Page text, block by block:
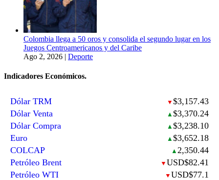
Colombia llega a 50 oros y consolida el segundo lugar en los
Juegos Centroamericanos y del Caribe
Ago 2, 2026 | Deporte
Indicadores Económicos.
Dólar TRM ▼ $3,157.43
Dólar Venta
▲ $3,370.24
Dólar Compra
▲ $3,238.10
Euro
▲ $3,652.18
COLCAP
▲ 2,350.44
Petróleo Brent
▼ USD$82.41
Petróleo WTI
▼ USD$77.1